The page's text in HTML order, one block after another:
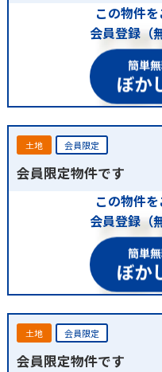
この物件
会員登録（
簡単
ぼか
土地 会員限定
会員限定物件です
この物件
会員登録（
簡単
ぼか
土地 会員限定
会員限定物件です